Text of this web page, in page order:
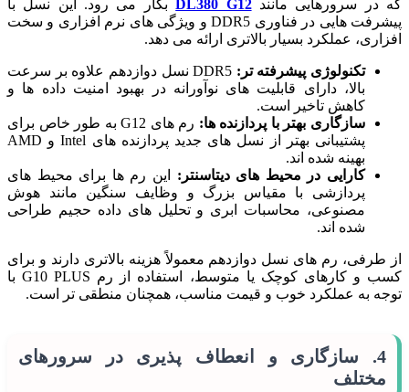
که در سرورهایی مانندDL380 G12
بکار می رود. این نسل با
پیشرفت هایی در فناوری DDR5 و ویژگی های نرم افزاری و سخت
افزاری، عملکرد بسیار بالاتری ارائه می دهد.
تکنولوژی پیشرفته تر:
DDR5 نسل دوازدهم علاوه بر سرعت
بالا، دارای قابلیت های نوآورانه در بهبود امنیت داده ها و
کاهش تاخیر است.
سازگاری بهتر با پردازنده ها:
رم های G12 به طور خاص برای
پشتیبانی بهتر از نسل های جدید پردازنده های Intel و AMD
بهینه شده اند.
کارایی در محیط های دیتاسنتر: این رم ها برای محیط های
پردازشی با مقیاس بزرگ و وظایف سنگین مانند هوش
مصنوعی، محاسبات ابری و تحلیل های داده حجیم طراحی
شده اند.
از طرفی، رم های نسل دوازدهم معمولاً هزینه بالاتری دارند و برای
کسب و کارهای کوچک یا متوسط، استفاده از رم G10 PLUS با
توجه به عملکرد خوب و قیمت مناسب، همچنان منطقی تر است.
4. سازگاری و انعطاف پذیری در سرورهای
مختلف